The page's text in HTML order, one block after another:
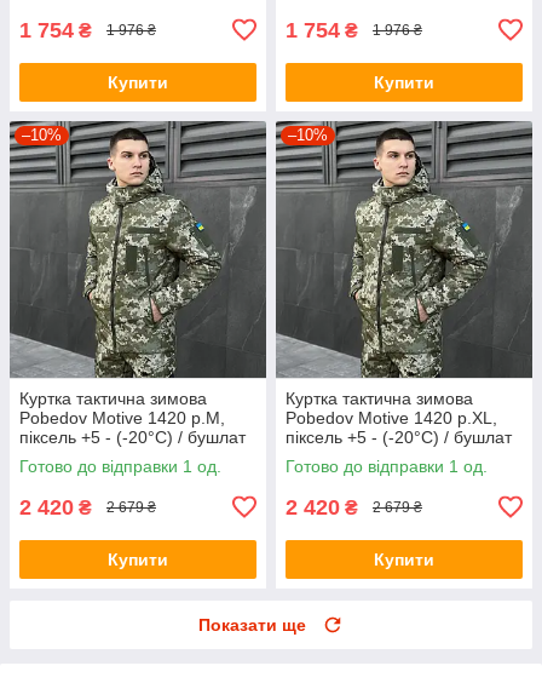
1 754 ₴ 1 976 ₴
Купити
1 754 ₴ 1 976 ₴
Купити
–10%
Куртка тактична зимова
Pobedov Motive 1420 р.М,
піксель +5 - (-20°С) / бушлат
зимовий
Готово до відправки 1 од.
2 420 ₴ 2 679 ₴
Купити
–10%
Куртка тактична зимова
Pobedov Motive 1420 р.XL,
піксель +5 - (-20°С) / бушлат
зимовий
Готово до відправки 1 од.
2 420 ₴ 2 679 ₴
Купити
Показати ще